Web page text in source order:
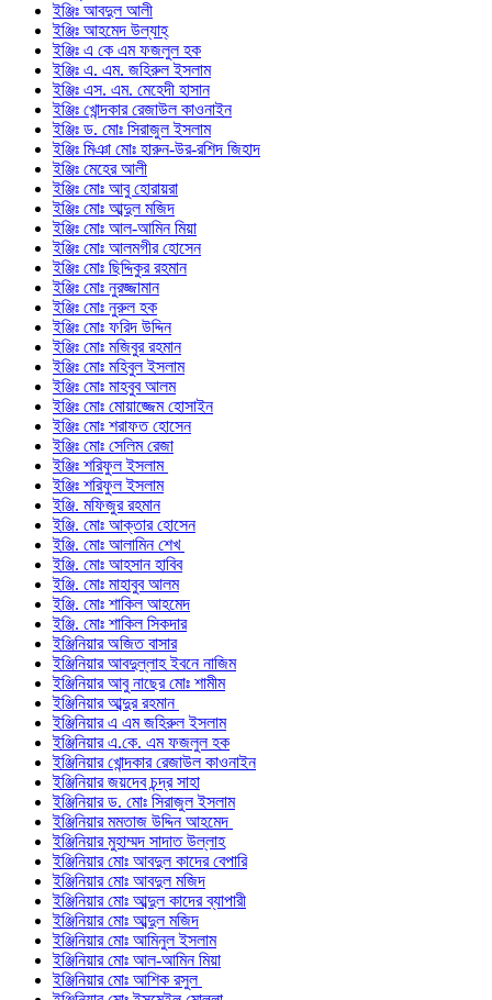
ইঞ্জিঃ আবদুল আলী
ইঞ্জিঃ আহমেদ উল্যাহ্
ইঞ্জিঃ এ কে এম ফজলুল হক
ইঞ্জিঃ এ. এম. জহিরুল ইসলাম
ইঞ্জিঃ এস. এম. মেহেদী হাসান
ইঞ্জিঃ খোন্দকার রেজাউল কাওনাইন
ইঞ্জিঃ ড. মোঃ সিরাজুল ইসলাম
ইঞ্জিঃ মিঞা মোঃ হারুন-উর-রশিদ জিহাদ
ইঞ্জিঃ মেহের আলী
ইঞ্জিঃ মোঃ আবু হোরায়রা
ইঞ্জিঃ মোঃ আব্দুল মজিদ
ইঞ্জিঃ মোঃ আল-আমিন মিয়া
ইঞ্জিঃ মোঃ আলমগীর হোসেন
ইঞ্জিঃ মোঃ ছিদ্দিকুর রহমান
ইঞ্জিঃ মোঃ নুরজ্জামান
ইঞ্জিঃ মোঃ নুরুল হক
ইঞ্জিঃ মোঃ ফরিদ উদ্দিন
ইঞ্জিঃ মোঃ মজিবুর রহমান
ইঞ্জিঃ মোঃ মহিবুল ইসলাম
ইঞ্জিঃ মোঃ মাহবুব আলম
ইঞ্জিঃ মোঃ মোয়াজ্জেম হোসাইন
ইঞ্জিঃ মোঃ শরাফত হোসেন
ইঞ্জিঃ মোঃ সেলিম রেজা
ইঞ্জিঃ শরিফুল ইসলাম
ইঞ্জিঃ শরিফুল ইসলাম
ইঞ্জি. মফিজুর রহমান
ইঞ্জি. মোঃ আক্তার হোসেন
ইঞ্জি. মোঃ আলামিন শেখ
ইঞ্জি. মোঃ আহসান হাবিব
ইঞ্জি. মোঃ মাহাবুব আলম
ইঞ্জি. মোঃ শাকিল আহমেদ
ইঞ্জি. মোঃ শাকিল সিকদার
ইঞ্জিনিয়ার অজিত বাসার
ইঞ্জিনিয়ার আবদুল্লাহ ইবনে নাজিম
ইঞ্জিনিয়ার আবু নাছের মোঃ শামীম
ইঞ্জিনিয়ার আব্দুর রহমান
ইঞ্জিনিয়ার এ এম জহিরুল ইসলাম
ইঞ্জিনিয়ার এ.কে. এম ফজলুল হক
ইঞ্জিনিয়ার খোন্দকার রেজাউল কাওনাইন
ইঞ্জিনিয়ার জয়দেব চন্দ্র সাহা
ইঞ্জিনিয়ার ড. মোঃ সিরাজুল ইসলাম
ইঞ্জিনিয়ার মমতাজ উদ্দিন আহমেদ
ইঞ্জিনিয়ার মুহাম্মদ সাদাত উল্লাহ
ইঞ্জিনিয়ার মোঃ আবদুল কাদের বেপারি
ইঞ্জিনিয়ার মোঃ আবদুল মজিদ
ইঞ্জিনিয়ার মোঃ আব্দুল কাদের ব্যাপারী
ইঞ্জিনিয়ার মোঃ আব্দুল মজিদ
ইঞ্জিনিয়ার মোঃ আমিনুল ইসলাম
ইঞ্জিনিয়ার মোঃ আল-আমিন মিয়া
ইঞ্জিনিয়ার মোঃ আশিক রসুল